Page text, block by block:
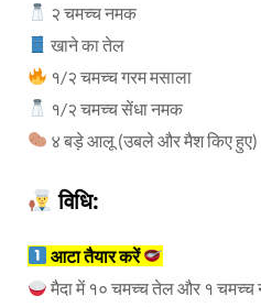
२ चमच्च नमक
खाने का तेल
१/२ चमच्च गरम मसाला
१/२ चमच्च सेंधा नमक
४ बड़े आलू (उबले और मैश किए हुए)
विधि:
आटा तैयार करें
मैदा में १० चमच्च तेल और १ चमच्च